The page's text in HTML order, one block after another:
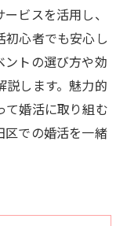
ビスを活用し、
初心者でも安心し
ントの選び方や効
説します。魅力的
て婚活に取り組む
区での婚活を一緒